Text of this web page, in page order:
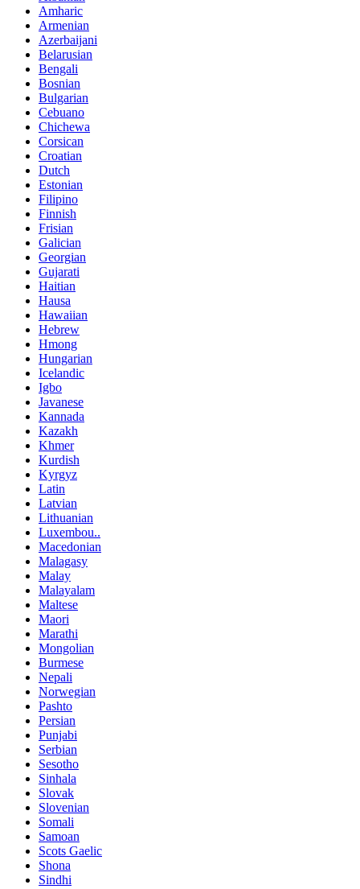
Amharic
Armenian
Azerbaijani
Belarusian
Bengali
Bosnian
Bulgarian
Cebuano
Chichewa
Corsican
Croatian
Dutch
Estonian
Filipino
Finnish
Frisian
Galician
Georgian
Gujarati
Haitian
Hausa
Hawaiian
Hebrew
Hmong
Hungarian
Icelandic
Igbo
Javanese
Kannada
Kazakh
Khmer
Kurdish
Kyrgyz
Latin
Latvian
Lithuanian
Luxembou..
Macedonian
Malagasy
Malay
Malayalam
Maltese
Maori
Marathi
Mongolian
Burmese
Nepali
Norwegian
Pashto
Persian
Punjabi
Serbian
Sesotho
Sinhala
Slovak
Slovenian
Somali
Samoan
Scots Gaelic
Shona
Sindhi